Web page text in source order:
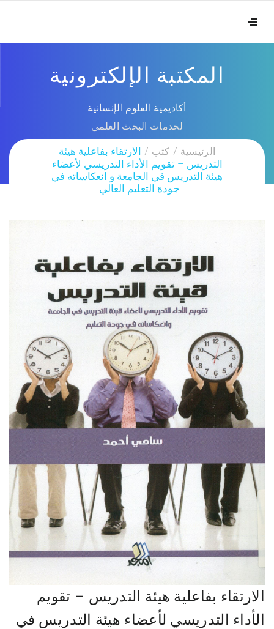
المكتبة الإلكترونية
أكاديمية العلوم الإنسانية
لخدمات البحث العلمي
الرئيسية كتب
الارتقاء بفاعلية هيئة
التدريس – تقويم الأداء التدريسي لأعضاء
هيئة التدريس في الجامعة و انعكاساته في
جودة التعليم العالي .
الارتقاء بفاعلية هيئة التدريس – تقويم
الأداء التدريسي لأعضاء هيئة التدريس في